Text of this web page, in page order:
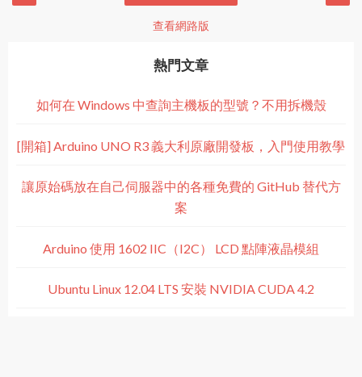
查看網路版
熱門文章
如何在 Windows 中查詢主機板的型號？不用拆機殼
[開箱] Arduino UNO R3 義大利原廠開發板，入門使用教學
讓原始碼放在自己伺服器中的各種免費的 GitHub 替代方
案
Arduino 使用 1602 IIC（I2C） LCD 點陣液晶模組
Ubuntu Linux 12.04 LTS 安裝 NVIDIA CUDA 4.2